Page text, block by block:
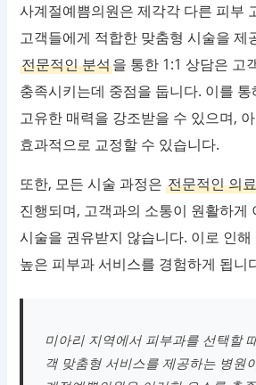
사계절예쁨의원은 제각각 다른 피부
고객들에게 적합한 맞춤형 시술을 제
전문적인 분석을 통한 1:1 상담은 고
충족시키는데 중점을 둡니다. 이를
고유한 매력을 강조받을 수 있으며,
효과적으로 교정할 수 있습니다.
또한, 모든 시술 과정은전문적인 의
진행되며, 고객과의 소통이 원활하게
시술을 권유받지 않습니다. 이로 인
높은 피부과 서비스를 경험하게 됩니
미아리 지역에서 피부과를 선택할
객 맞춤형 서비스를 제공하는 병원